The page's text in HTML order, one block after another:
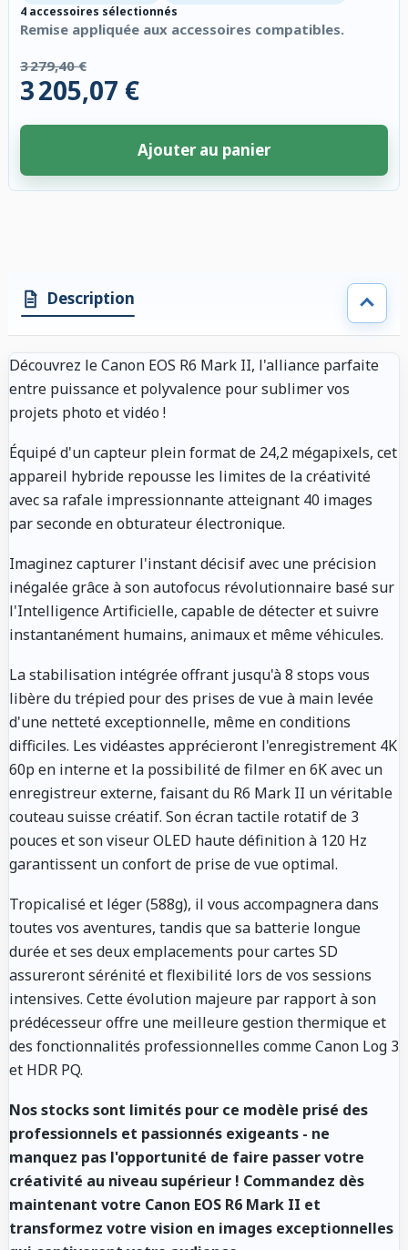
4 accessoires sélectionnés
Remise appliquée aux accessoires compatibles.
3 279,40 €
3 205,07 €
Ajouter au panier
Description
Découvrez le Canon EOS R6 Mark II, l'alliance parfaite
entre puissance et polyvalence pour sublimer vos
projets photo et vidéo !
Équipé d'un capteur plein format de 24,2 mégapixels, cet
appareil hybride repousse les limites de la créativité
avec sa rafale impressionnante atteignant 40 images
par seconde en obturateur électronique.
Imaginez capturer l'instant décisif avec une précision
inégalée grâce à son autofocus révolutionnaire basé sur
l'Intelligence Artificielle, capable de détecter et suivre
instantanément humains, animaux et même véhicules.
La stabilisation intégrée offrant jusqu'à 8 stops vous
libère du trépied pour des prises de vue à main levée
d'une netteté exceptionnelle, même en conditions
difficiles. Les vidéastes apprécieront l'enregistrement 4K
60p en interne et la possibilité de filmer en 6K avec un
enregistreur externe, faisant du R6 Mark II un véritable
couteau suisse créatif. Son écran tactile rotatif de 3
pouces et son viseur OLED haute définition à 120 Hz
garantissent un confort de prise de vue optimal.
Tropicalisé et léger (588g), il vous accompagnera dans
toutes vos aventures, tandis que sa batterie longue
durée et ses deux emplacements pour cartes SD
assureront sérénité et flexibilité lors de vos sessions
intensives. Cette évolution majeure par rapport à son
prédécesseur offre une meilleure gestion thermique et
des fonctionnalités professionnelles comme Canon Log 3
et HDR PQ.
Nos stocks sont limités pour ce modèle prisé des
professionnels et passionnés exigeants - ne
manquez pas l'opportunité de faire passer votre
créativité au niveau supérieur ! Commandez dès
maintenant votre Canon EOS R6 Mark II et
transformez votre vision en images exceptionnelles